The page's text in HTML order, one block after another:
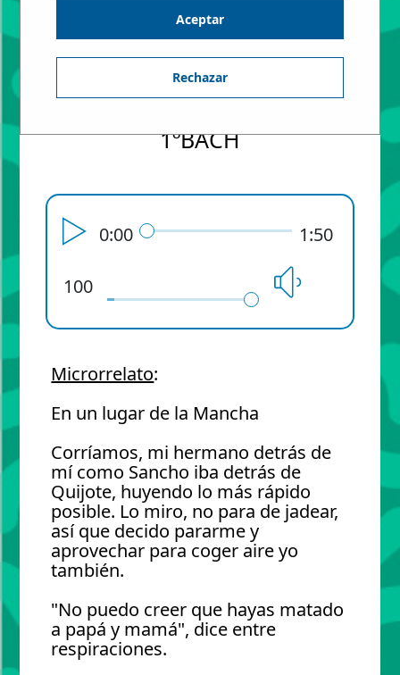
Profesor: Andrés
Reguera Mínguez
1ºBACH
0:00 1:50
100
Microrrelato:
En un lugar de la Mancha
Corríamos, mi hermano detrás de
mí como Sancho iba detrás de
Quijote, huyendo lo más rápido
posible. Lo miro, no para de jadear,
así que decido pararme y
aprovechar para coger aire yo
también.
"No puedo creer que hayas matado
a papá y mamá", dice entre
respiraciones.
Aceptar
Rechazar